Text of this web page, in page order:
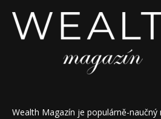
Wealth Magazín je populárně-